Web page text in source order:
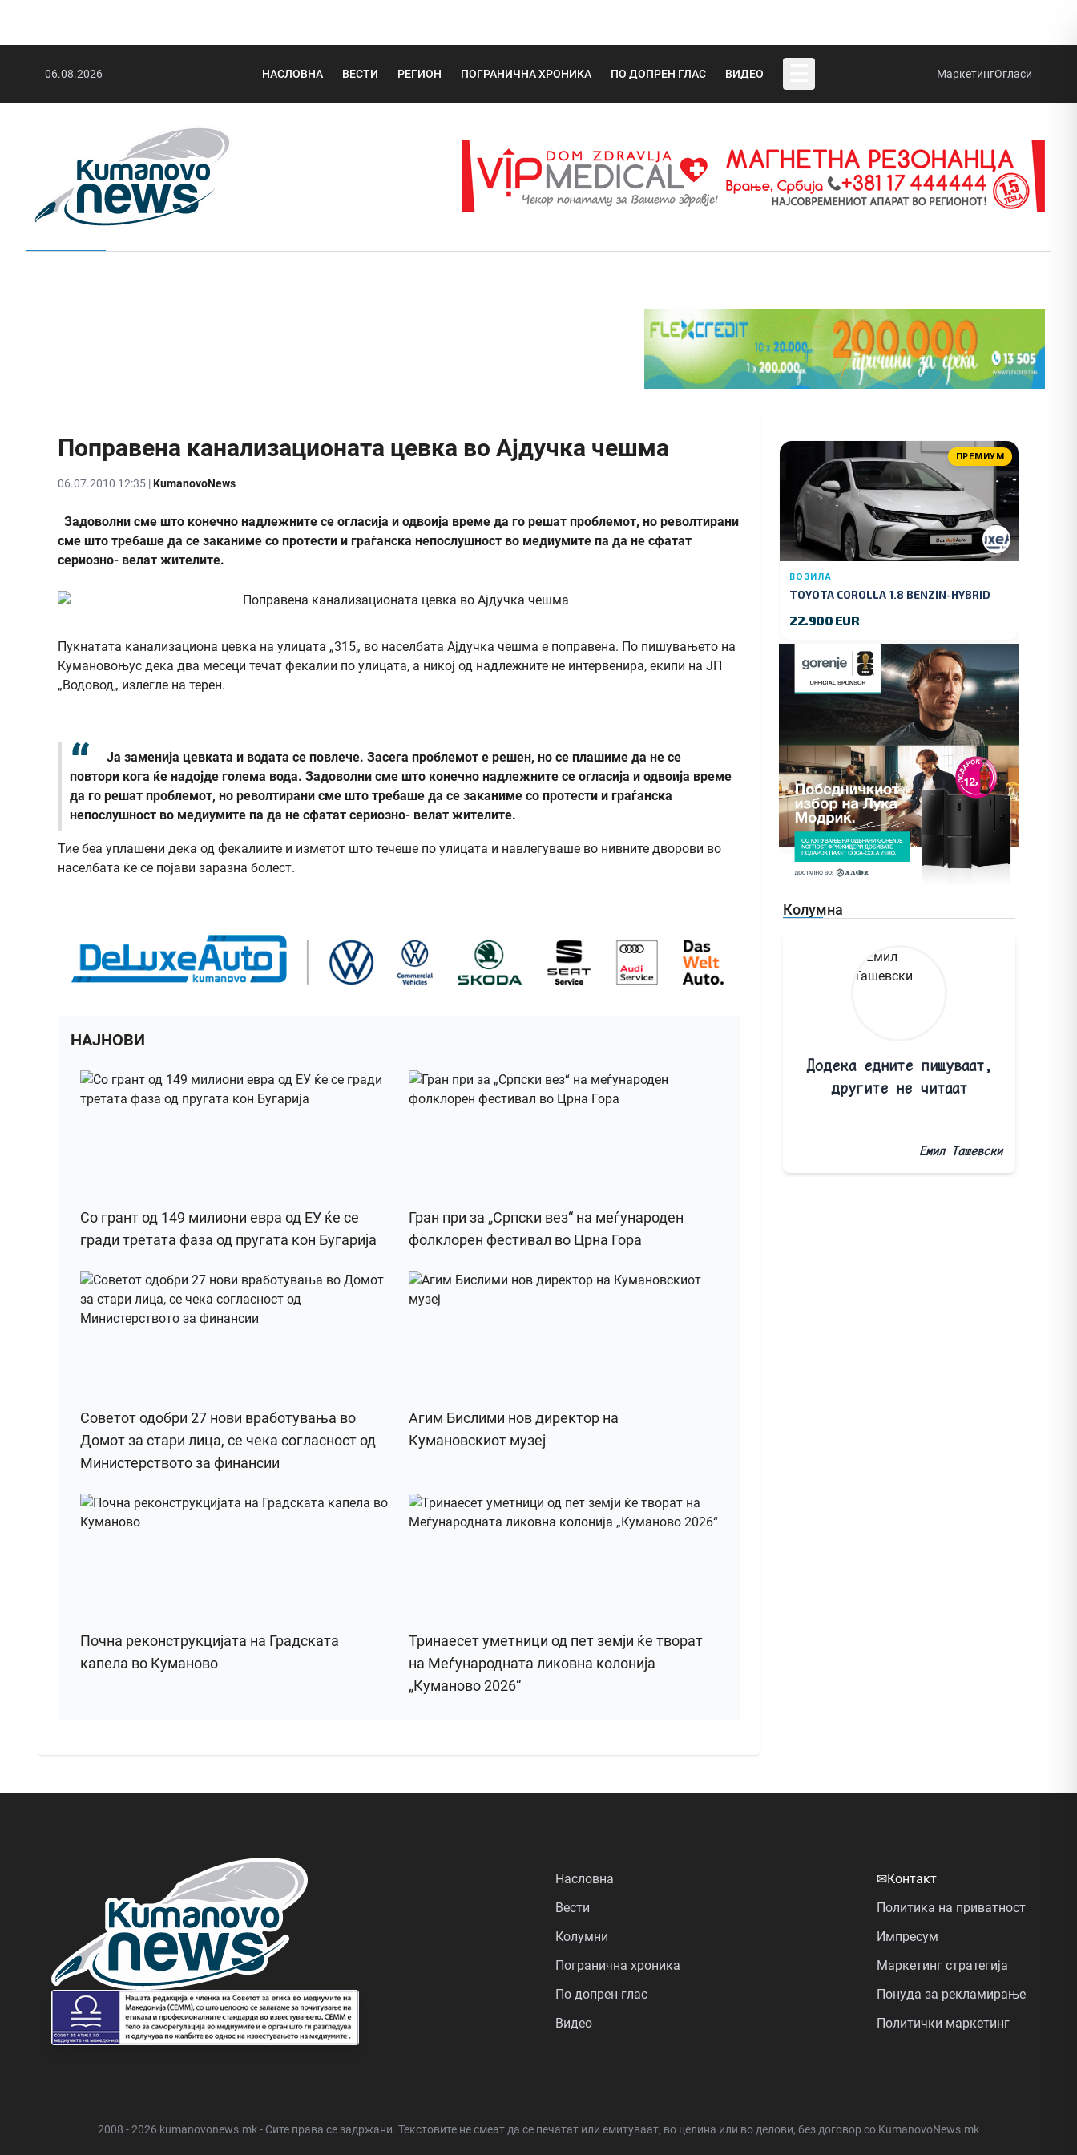
06.08.2026 НАСЛОВНА ВЕСТИ РЕГИОН ПОГРАНИЧНА ХРОНИКА ПО ДОПРЕН ГЛАС ВИДЕО МаркетингОгласи
Поправена канализационата цевка во Ајдучка чешма
06.07.2010 12:35 |KumanovoNews
Задоволни сме што конечно надлежните се огласија и одвоија време да го решат проблемот, но револтирани
сме што требаше да се заканиме со протести и граѓанска непослушност во медиумите па да не сфатат
сериозно- велат жителите.
Пукнатата канализациона цевка на улицата „315„ во населбата Ајдучка чешма е поправена. По пишувањето на
Кумановоњус дека два месеци течат фекалии по улицата, а никој од надлежните не интервенира, екипи на ЈП
„Водовод„ излегле на терен.
Ја заменија цевката и водата се повлече. Засега проблемот е решен, но се плашиме да не се
повтори кога ќе надојде голема вода. Задоволни сме што конечно надлежните се огласија и одвоија време
да го решат проблемот, но револтирани сме што требаше да се заканиме со протести и граѓанска
непослушност во медиумите па да не сфатат сериозно- велат жителите.
Тие беа уплашени дека од фекалиите и изметот што течеше по улицата и навлегуваше во нивните дворови во
населбата ќе се појави заразна болест.
НАЈНОВИ
Со грант од 149 милиони евра од ЕУ ќе се
гради третата фаза од пругата кон Бугарија
Гран при за „Српски вез“ на меѓународен
фолклорен фестивал во Црна Гора
Советот одобри 27 нови вработувања во
Домот за стари лица, се чека согласност од
Министерството за финансии
Агим Бислими нов директор на
Кумановскиот музеј
Почна реконструкцијата на Градската
капела во Куманово
Тринаесет уметници од пет земји ќе творат
на Меѓународната ликовна колонија
„Куманово 2026“
ПРЕМИУМ
ВОЗИЛА
TOYOTA COROLLA 1.8 BENZIN-HYBRID
22.900 EUR
Колумна
Додека едните пишуваат,
другите не читаат
Емил Ташевски
Насловна
Вести
Колумни
Погранична хроника
По допрен глас
Видео
✉Контакт
Политика на приватност
Импресум
Маркетинг стратегија
Понуда за рекламирање
Политички маркетинг
2008 - 2026 kumanovonews.mk - Сите права се задржани. Текстовите не смеат да се печатат или емитуваат, во целина или во делови, без договор со KumanovoNews.mk